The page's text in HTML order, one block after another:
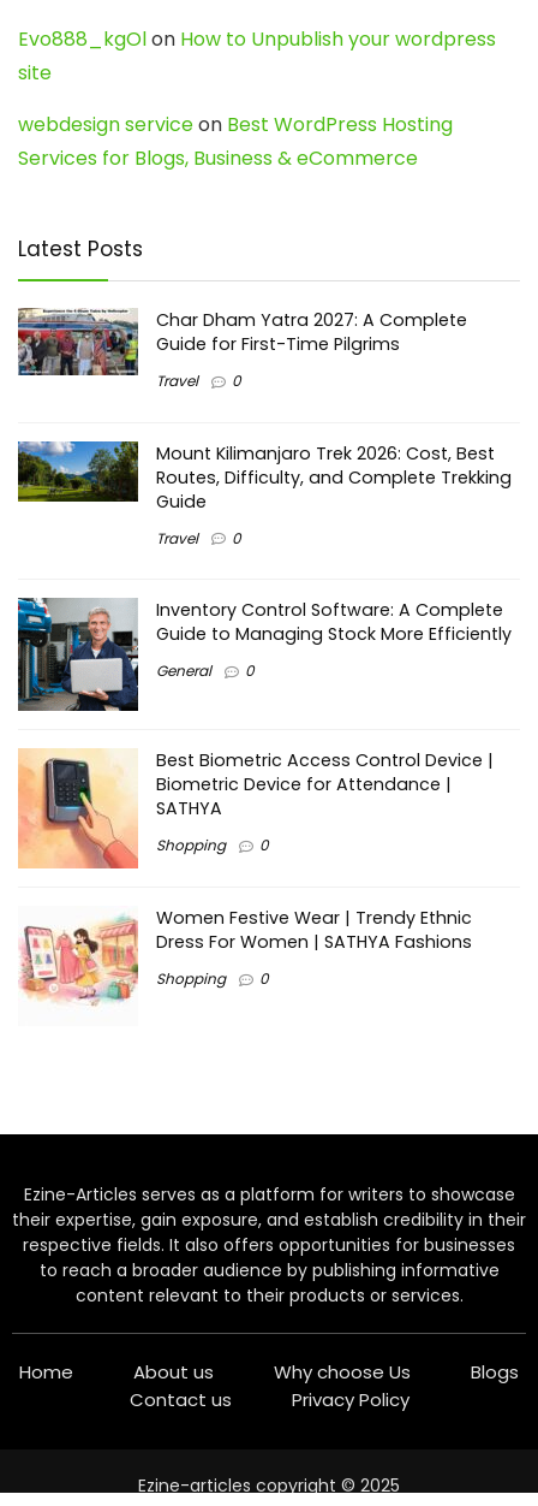
Evo888_kgOlon How to Unpublish your wordpress
site
webdesign serviceon Best WordPress Hosting
Services for Blogs, Business & eCommerce
Latest Posts
Char Dham Yatra 2027: A Complete
Guide for First-Time Pilgrims
Travel 0
Mount Kilimanjaro Trek 2026: Cost, Best
Routes, Difficulty, and Complete Trekking
Guide
Travel 0
Inventory Control Software: A Complete
Guide to Managing Stock More Efficiently
General 0
Best Biometric Access Control Device |
Biometric Device for Attendance |
SATHYA
Shopping 0
Women Festive Wear | Trendy Ethnic
Dress For Women | SATHYA Fashions
Shopping 0
Ezine-Articles serves as a platform for writers to showcase
their expertise, gain exposure, and establish credibility in their
respective fields. It also offers opportunities for businesses
to reach a broader audience by publishing informative
content relevant to their products or services.
Home About us Why choose Us
Blogs
Contact us
Privacy Policy
Ezine-articles copyright © 2025